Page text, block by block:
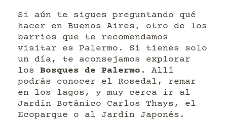
Si aún te sigues preguntando qué
hacer en Buenos Aires, otro de los
barrios que te recomendamos
visitar es Palermo. Si tienes solo
un día, te aconsejamos explorar
los Bosques de Palermo . Allí
podrás conocer el Rosedal, remar
en los lagos, y muy cerca ir al
Jardín Botánico Carlos Thays, el
Ecoparque o al Jardín Japonés.